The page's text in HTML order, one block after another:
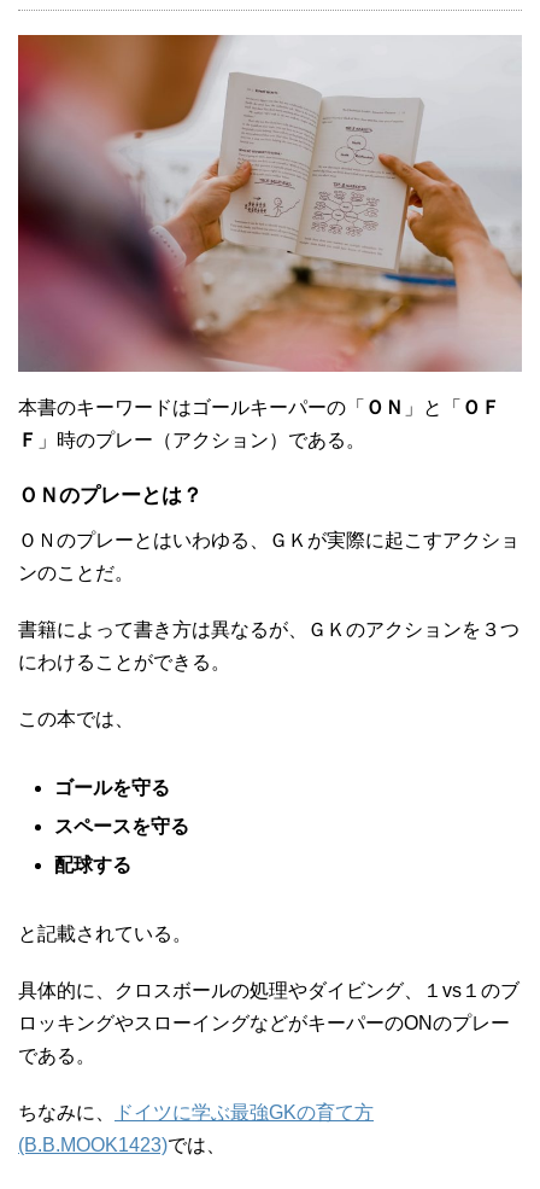
本書のキーワードはゴールキーパーの「 ＯＮ 」と「 ＯＦ
Ｆ 」時のプレー（アクション）である。
ＯＮのプレーとは？
ＯＮのプレーとはいわゆる、ＧＫが実際に起こすアクショ
ンのことだ。
書籍によって書き方は異なるが、ＧＫのアクションを３つ
にわけることができる。
この本では、
ゴールを守る
スペースを守る
配球する
と記載されている。
具体的に、クロスボールの処理やダイビング、１vs１のブ
ロッキングやスローイングなどがキーパーのONのプレー
である。
ちなみに、
ドイツに学ぶ最強GKの育て方
(B.B.MOOK1423)では、